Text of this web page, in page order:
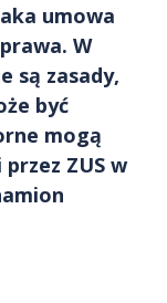
umowa
W
są zasady,
być
mogą
ZUS w